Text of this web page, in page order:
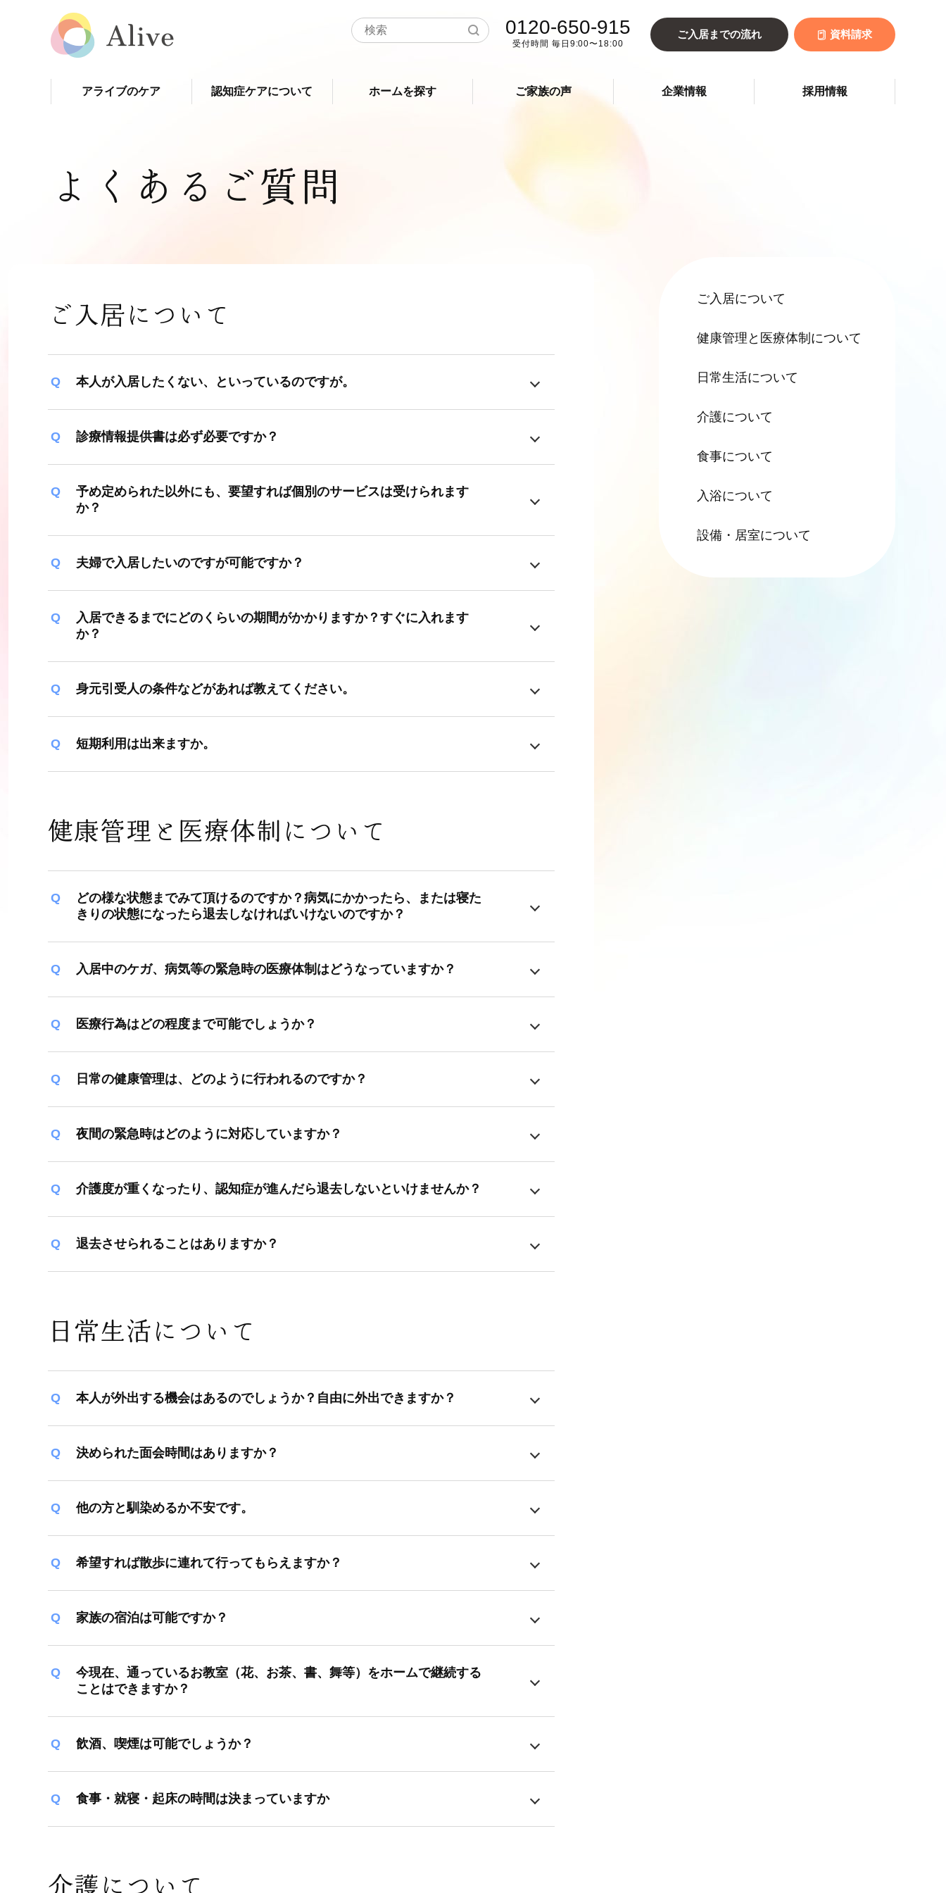
0120-650-915
受付時間 毎日9:00〜18:00
ご入居までの流れ 資料請求
アライブのケア 認知症ケアについて ホームを探す ご家族の声 企業情報 採用情報
よくあるご質問
ご入居について
健康管理と 医療体制について
日常生活について
介護について
食事について
入浴について
設備・居室について
ご入居について
本人が入居したくない、といっているのですが。
診療情報提供書は必ず必要ですか？
予め定められた以外にも、要望すれば個別のサービスは受けられます
か？
夫婦で入居したいのですが可能ですか？
入居できるまでにどのくらいの期間がかかりますか？すぐに入れます
か？
身元引受人の条件などがあれば教えてください。
短期利用は出来ますか。
健康管理と医療体制について
どの様な状態までみて頂けるのですか？病気にかかったら、または寝た
きりの状態になったら退去しなければいけないのですか？
入居中のケガ、病気等の緊急時の医療体制はどうなっていますか？
医療行為はどの程度まで可能でしょうか？
日常の健康管理は、どのように行われるのですか？
夜間の緊急時はどのように対応していますか？
介護度が重くなったり、認知症が進んだら退去しないといけませんか？
退去させられることはありますか？
日常生活について
本人が外出する機会はあるのでしょうか？自由に外出できますか？
決められた面会時間はありますか？
他の方と馴染めるか不安です。
希望すれば散歩に連れて行ってもらえますか？
家族の宿泊は可能ですか？
今現在、通っているお教室（花、お茶、書、舞等）をホームで継続する
ことはできますか？
飲酒、喫煙は可能でしょうか？
食事・就寝・起床の時間は決まっていますか
介護について